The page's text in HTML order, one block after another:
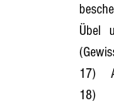
Übel
18)	Richtet nicht eure Augen darauf, was die Ungerechten (Verantwortungslosen) und Unrechtschaffenen (Ge-